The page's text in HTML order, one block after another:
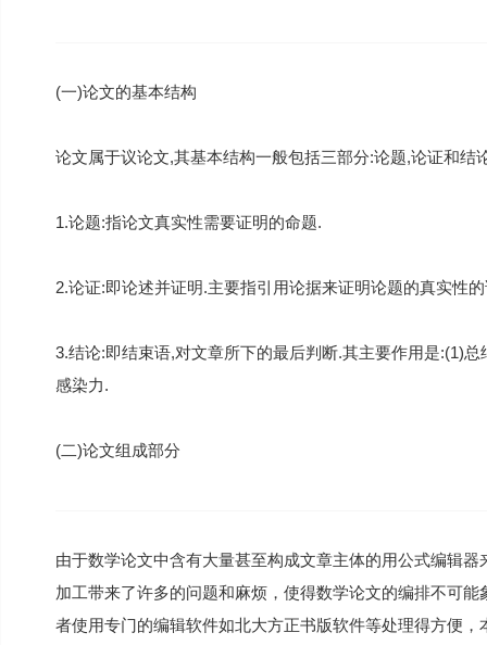
(一)论文的基本结构
论文属于议论文,其基本结构一般包括三部分:论题,论证和结
1.论题:指论文真实性需要证明的命题.
2.论证:即论述并证明.主要指引用论据来证明论题的真实性
3.结论:即结束语,对文章所下的最后判断.其主要作用是:(1)
感染力.
(二)论文组成部分
由于数学论文中含有大量甚至构成文章主体的用公式编辑
加工带来了许多的问题和麻烦，使得数学论文的编排不可
者使用专门的编辑软件如北大方正书版软件等处理得方便